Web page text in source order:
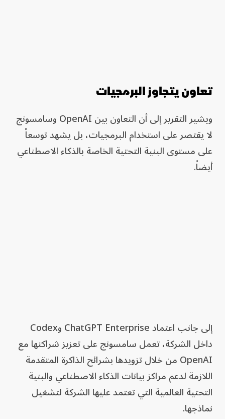
تعاون يتجاوز البرمجيات
ويشير التقرير إلى أن التعاون بين OpenAI وسامسونج
لا يقتصر على استخدام البرمجيات، بل يشهد توسعاً
على مستوى البنية التحتية الخاصة بالذكاء الاصطناعي
أيضاً.
إلى جانب اعتماد ChatGPT Enterprise وCodex
داخل الشركة، تعمل سامسونج على تعزيز شراكتها مع
OpenAI من خلال تزويدها بشرائح الذاكرة المتقدمة
اللازمة لدعم مراكز بيانات الذكاء الاصطناعي والبنية
التحتية العالمية التي تعتمد عليها الشركة لتشغيل
نماذجها.